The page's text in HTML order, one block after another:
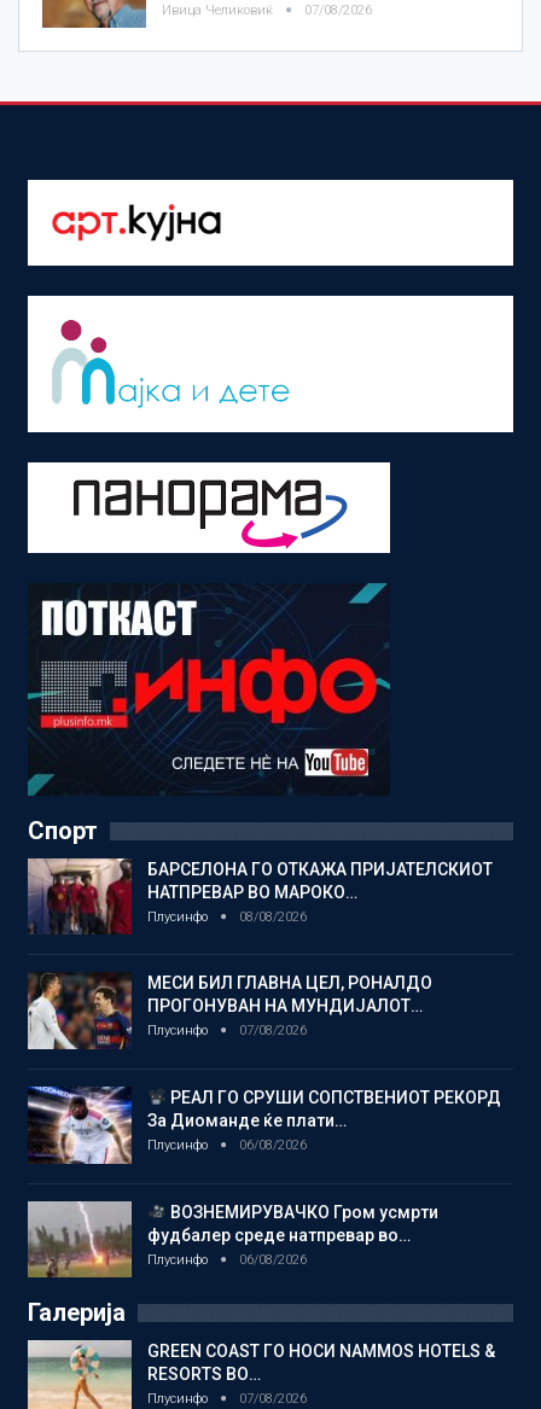
Ивица Челиковиќ 07/08/2026
Спорт
БАРСЕЛОНА ГО ОТКАЖА ПРИЈАТЕЛСКИОТ
НАТПРЕВАР ВО МАРОКО…
Плусинфо 08/08/2026
МЕСИ БИЛ ГЛАВНА ЦЕЛ, РОНАЛДО
ПРОГОНУВАН НА МУНДИЈАЛОТ…
Плусинфо 07/08/2026
РЕАЛ ГО СРУШИ СОПСТВЕНИОТ РЕКОРД
За Диоманде ќе плати…
Плусинфо 06/08/2026
ВОЗНЕМИРУВАЧКО Гром усмрти
фудбалер среде натпревар во…
Плусинфо 06/08/2026
Галерија
GREEN COAST ГО НОСИ NAMMOS HOTELS &
RESORTS ВО…
Плусинфо 07/08/2026